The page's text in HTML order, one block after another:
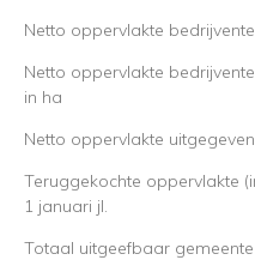
Netto oppervlakte
Netto oppervlakte
in ha
Netto oppervlakte
Teruggekochte oppervlakte
1 januari jl.
Totaal uitgeefbaar